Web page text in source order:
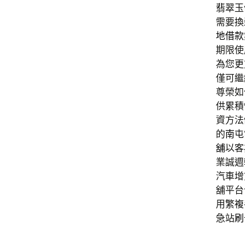
翡翠
需要換
地借款
期限
為您
僅可
尊榮
供累
資方
的南
舖以
業誠
汽車
舖平
用繁
急站